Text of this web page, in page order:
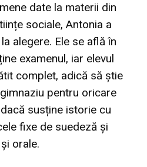
date la materii din
sociale, Antonia a
alegere. Ele se află în
examenul, iar elevul
complet, adică să știe
pentru oricare
susține istorie cu
fixe de suedeză și
orale.